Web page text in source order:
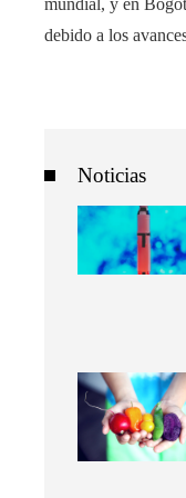
debido a los
Noticias